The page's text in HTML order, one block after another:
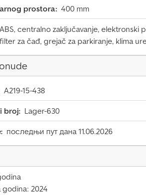
prostora: 400 mm
ABS, centralno zaključavanje, elektronski
filter za čađ, grejač za parkiranje, klima
A219-15-438
broj: Lager-630
последњи пут дана 11.06.2026
2024